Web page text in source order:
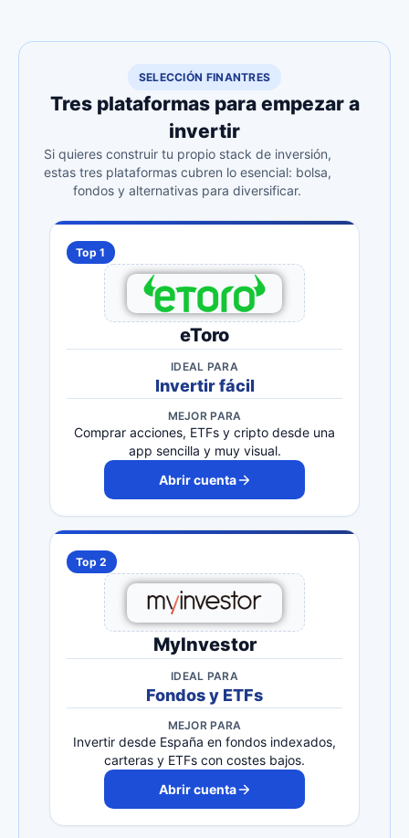
SELECCIÓN FINANTRES
Tres plataformas para empezar a
invertir
Si quieres construir tu propio stack de inversión,
estas tres plataformas cubren lo esencial: bolsa,
fondos y alternativas para diversificar.
Top 1
eToro
IDEAL PARA
Invertir fácil
MEJOR PARA
Comprar acciones, ETFs y cripto desde una
app sencilla y muy visual.
Abrir cuenta
Top 2
MyInvestor
IDEAL PARA
Fondos y ETFs
MEJOR PARA
Invertir desde España en fondos indexados,
carteras y ETFs con costes bajos.
Abrir cuenta